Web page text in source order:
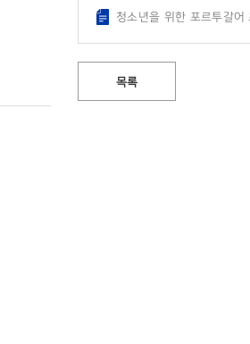
청소년을 위한 포르투갈
목록